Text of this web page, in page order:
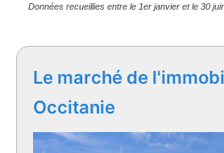
Données recueillies entre le 1er janvier et le 30
Le marché de
Occitanie